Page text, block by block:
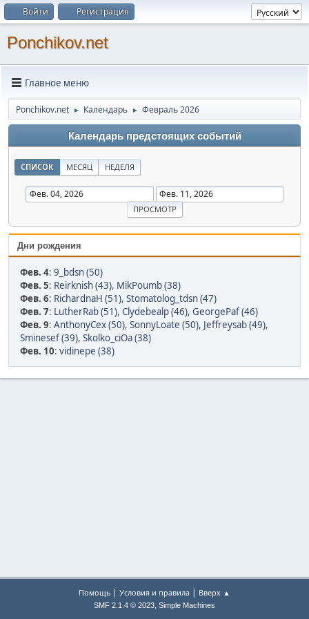
Войти Регистрация
Ponchikov.net
Главное меню
Ponchikov.net ► Календарь ► Февраль 2026
Календарь предстоящих событий
СПИСОК МЕСЯЦ НЕДЕЛЯ
Дни рождения
Фев. 4: 9_bdsn (50)
Фев. 5: Reirknish (43), MikPoumb (38)
Фев. 6: RichardnaH (51), Stomatolog_tdsn (47)
Фев. 7: LutherRab (51), Clydebealp (46), GeorgePaf (46)
Фев. 9: AnthonyCex (50), SonnyLoate (50), Jeffreysab (49),
Sminesef (39), Skolko_ciOa (38)
Фев. 10: vidinepe (38)
Помощь | Условия и правила | Вверх ▲
SMF 2.1.4 © 2023, Simple Machines